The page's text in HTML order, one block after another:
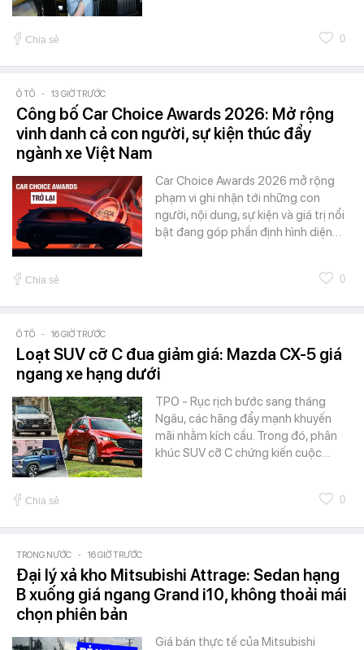
Chia sẻ 0
Ô TÔ - 13 GIỜ TRƯỚC
Công bố Car Choice Awards 2026: Mở rộng
vinh danh cả con người, sự kiện thúc đẩy
ngành xe Việt Nam
Car Choice Awards 2026 mở rộng
phạm vi ghi nhận tới những con
người, nội dung, sự kiện và giá trị nổi
bật đang góp phần định hình diện…
Chia sẻ 0
Ô TÔ - 16 GIỜ TRƯỚC
Loạt SUV cỡ C đua giảm giá: Mazda CX-5 giá
ngang xe hạng dưới
TPO - Rục rịch bước sang tháng
Ngâu, các hãng đẩy mạnh khuyến
mãi nhằm kích cầu. Trong đó, phân
khúc SUV cỡ C chứng kiến cuộc…
Chia sẻ 0
TRONG NƯỚC - 16 GIỜ TRƯỚC
Đại lý xả kho Mitsubishi Attrage: Sedan hạng
B xuống giá ngang Grand i10, không thoải mái
chọn phiên bản
Giá bán thực tế của Mitsubishi